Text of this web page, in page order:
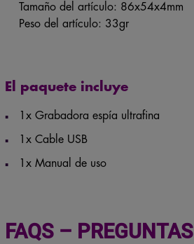
Tamaño del artículo: 86x54x4mm
Peso del artículo: 33gr
El paquete incluye
1x Grabadora espía ultrafina
1x Cable USB
1x Manual de uso
FAQS – PREGUNTAS